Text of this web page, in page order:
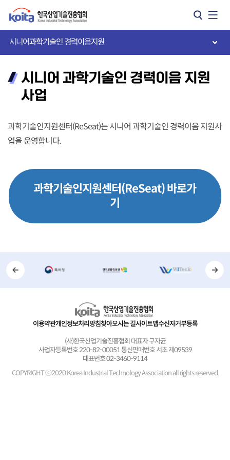
시니어과학기술인 경력이음지원
시니어 과학기술인 경력이음 지원
사업
과학기술인지원센터(ReSeat)는 시니어 과학기술인 경력이음 지원사
업을 운영합니다.
과학기술인지원센터(ReSeat) 바로가
기
이용약관개인정보처리방침찾아오시는 길사이트맵수신자거부등록
(사)한국산업기술진흥협회 대표자 구자균
사업자등록번호 220-82-00051 통신판매번호 서초 제09539
대표번호 02-3460-9114
COPYRIGHT ⓒ2020 Korea Industrial Technology Associationall rights reserved.